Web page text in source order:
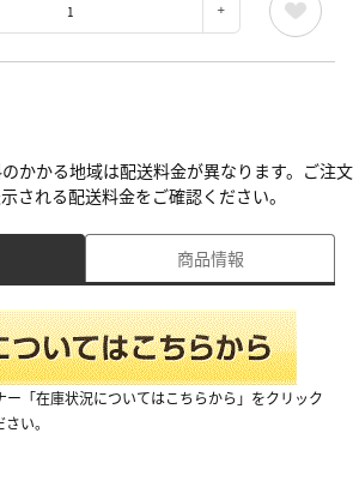
かかる地域は配送料金が異なります。ご注文
される配送料金をご確認ください。
商品情報
ー「在庫状況についてはこちらから」をクリック
い。